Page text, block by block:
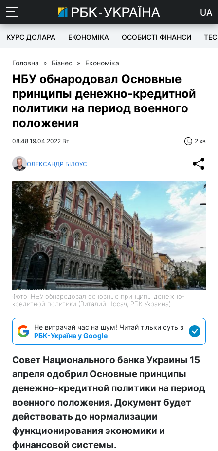
UA
КУРС ДОЛАРА ЕКОНОМІКА ОСОБИСТІ ФІНАНСИ
Головна » Бізнес » Економіка
НБУ обнародовал Основные
принципы денежно-кредитной
политики на период военного
положения
08:48 19.04.2022 Вт 2 хв
ОЛЕКСАНДР БІЛОУС
Фото: НБУ обнародовал основные принципы денежно-
кредитной политики (Виталий Носач, РБК-Украина)
Не витрачай час на шум! Читай тільки суть з
РБК-Україна у Google
Совет Национального банка Украины 15
апреля одобрил Основные принципы
денежно-кредитной политики на период
военного положения. Документ будет
действовать до нормализации
функционирования экономики и
финансовой системы.